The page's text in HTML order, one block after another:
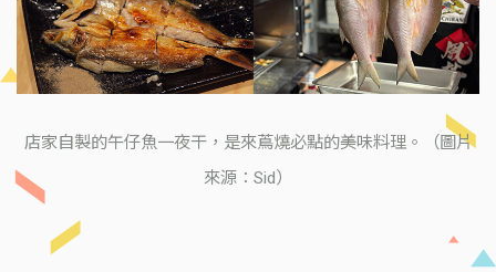
店家自製的午仔魚一夜干，是來蔦燒必點的美味料理。（圖片
來源：Sid）